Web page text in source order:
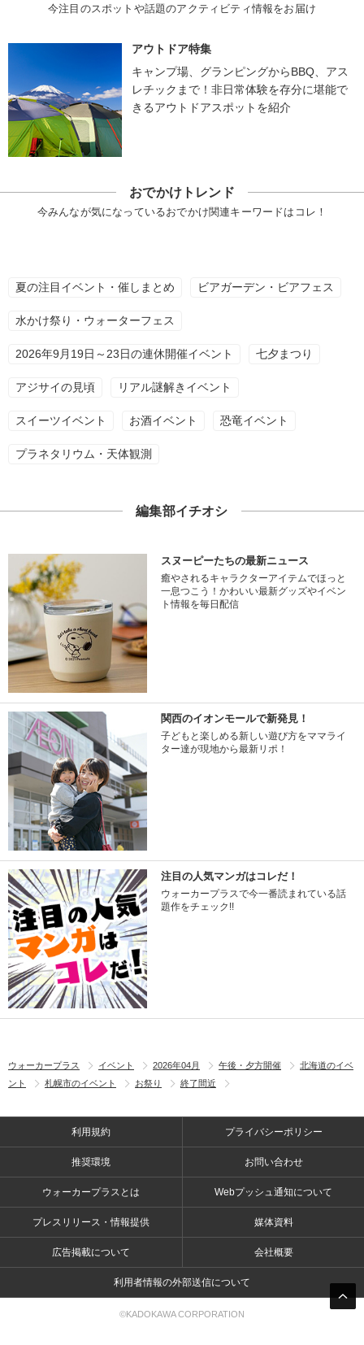
今注目のスポットや話題のアクティビティ情報をお届け
アウトドア特集
キャンプ場、グランピングからBBQ、アス
レチックまで！非日常体験を存分に堪能で
きるアウトドアスポットを紹介
おでかけトレンド
今みんなが気になっているおでかけ関連キーワードはコレ！
夏の注目イベント・催しまとめ ビアガーデン・ビアフェス
水かけ祭り・ウォーターフェス
2026年9月19日～23日の連休開催イベント 七夕まつり
アジサイの見頃 リアル謎解きイベント
スイーツイベント お酒イベント 恐竜イベント
プラネタリウム・天体観測
編集部イチオシ
スヌーピーたちの最新ニュース
癒やされるキャラクターアイテムでほっと
一息つこう！かわいい最新グッズやイベン
ト情報を毎日配信
関西のイオンモールで新発見！
子どもと楽しめる新しい遊び方をママライ
ター達が現地から最新リポ！
注目の人気マンガはコレだ！
ウォーカープラスで今一番読まれている話
題作をチェック!!
ウォーカープラス イベント 2026年04月 午後・夕方開催
北海道のイベ
ント
札幌市のイベント お祭り 終了間近
利用規約 プライバシーポリシー
推奨環境 お問い合わせ
ウォーカープラスとは Webプッシュ通知について
プレスリリース・情報提供 媒体資料
広告掲載について 会社概要
利用者情報の外部送信について
©KADOKAWA CORPORATION